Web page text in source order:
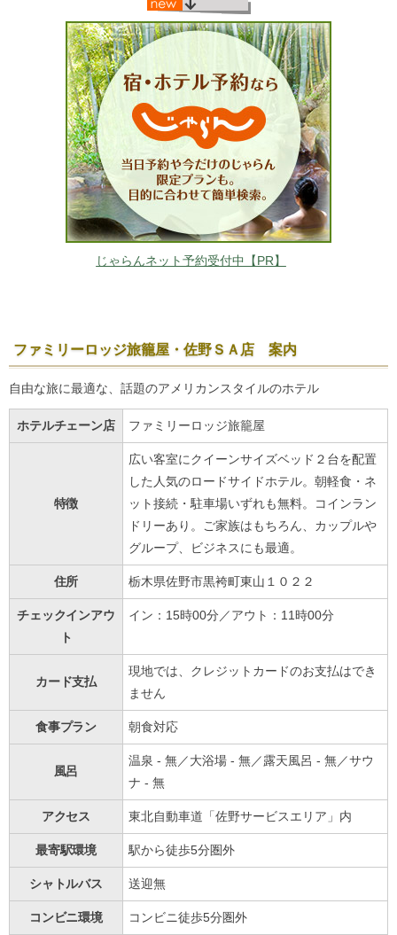
じゃらんネット予約受付中【PR】
ファミリーロッジ旅籠屋・佐野ＳＡ店 案内
自由な旅に最適な、話題のアメリカンスタイルのホテル
ホテルチェーン店 ファミリーロッジ旅籠屋
特徴
広い客室にクイーンサイズベッド２台を配置
した人気のロードサイドホテル。朝軽食・ネ
ット接続・駐車場いずれも無料。コインラン
ドリーあり。ご家族はもちろん、カップルや
グループ、ビジネスにも最適。
住所 栃木県佐野市黒袴町東山１０２２
チェックインアウ
ト
イン：15時00分／アウト：11時00分
カード支払
現地では、クレジットカードのお支払はでき
ません
食事プラン 朝食対応
風呂
温泉 - 無／大浴場 - 無／露天風呂 - 無／サウ
ナ - 無
アクセス 東北自動車道「佐野サービスエリア」内
最寄駅環境 駅から徒歩5分圏外
シャトルバス 送迎無
コンビニ環境 コンビニ徒歩5分圏外